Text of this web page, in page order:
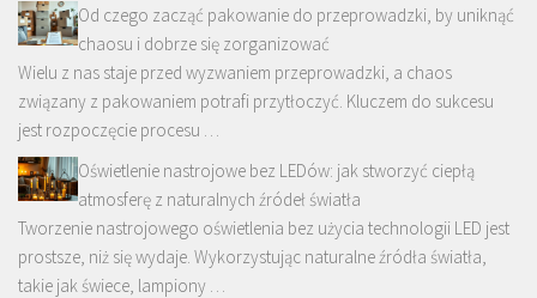
Od czego zacząć pakowanie do przeprowadzki, by uniknąć
chaosu i dobrze się zorganizować
Wielu z nas staje przed wyzwaniem przeprowadzki, a chaos
związany z pakowaniem potrafi przytłoczyć. Kluczem do sukcesu
jest rozpoczęcie procesu …
Oświetlenie nastrojowe bez LEDów: jak stworzyć ciepłą
atmosferę z naturalnych źródeł światła
Tworzenie nastrojowego oświetlenia bez użycia technologii LED jest
prostsze, niż się wydaje. Wykorzystując naturalne źródła światła,
takie jak świece, lampiony …